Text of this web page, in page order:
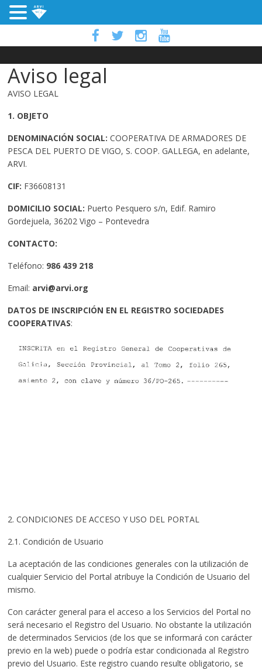
Aviso legal
AVISO LEGAL
1. OBJETO
DENOMINACIÓN SOCIAL: COOPERATIVA DE ARMADORES DE
PESCA DEL PUERTO DE VIGO, S. COOP. GALLEGA, en adelante,
ARVI.
CIF: F36608131
DOMICILIO SOCIAL: Puerto Pesquero s/n, Edif. Ramiro
Gordejuela, 36202 Vigo – Pontevedra
CONTACTO:
Teléfono: 986 439 218
Email: arvi@arvi.org
DATOS DE INSCRIPCIÓN EN EL REGISTRO SOCIEDADES
COOPERATIVAS:
2. CONDICIONES DE ACCESO Y USO DEL PORTAL
2.1. Condición de Usuario
La aceptación de las condiciones generales con la utilización de
cualquier Servicio del Portal atribuye la Condición de Usuario del
mismo.
Con carácter general para el acceso a los Servicios del Portal no
será necesario el Registro del Usuario. No obstante la utilización
de determinados Servicios (de los que se informará con carácter
previo en la web) puede o podría estar condicionada al Registro
previo del Usuario. Este registro cuando resulte obligatorio, se